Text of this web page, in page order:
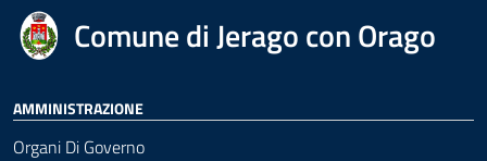
Comune di Jerago con Orago
AMMINISTRAZIONE
Organi Di Governo